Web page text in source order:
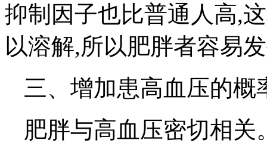
抑制因子也比普通人高,
以溶解,所以肥胖者容易
三、增加患高血压的概
肥胖与高血压密切相